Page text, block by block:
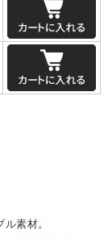
素材。